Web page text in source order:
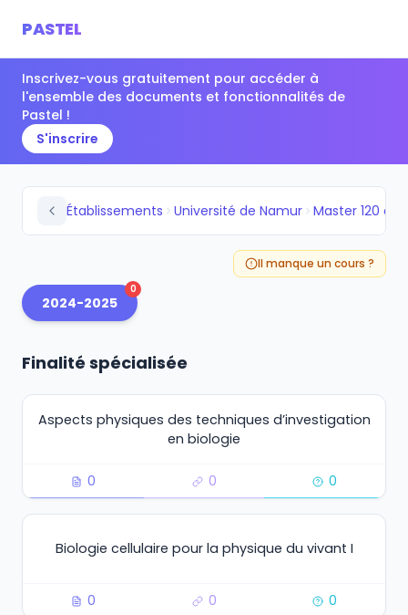
PASTEL
Inscrivez-vous gratuitement pour accéder à
l'ensemble des documents et fonctionnalités de
Pastel !
S'inscrire
Établissements Université de Namur
Il manque un cours ?
2024-2025
0
Finalité spécialisée
Aspects physiques des techniques d’investigation
en biologie
0 0 0
Biologie cellulaire pour la physique du vivant I
0 0 0